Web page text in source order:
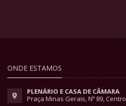
ONDE ESTAMOS
PLENÁRIO E CASA DE CÂMARA
Praça Minas Gerais, Nº 89, Centro